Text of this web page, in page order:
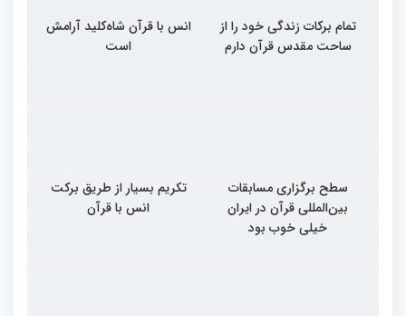
تمام برکات زندگی خود را از
ساحت مقدس قرآن دارم
انس با قرآن شاه‌کلید آرامش
است
سطح برگزاری مسابقات
بین‌المللی قرآن در ایران
خیلی خوب بود
تکریم بسیار از طریق برکت
انس با قرآن